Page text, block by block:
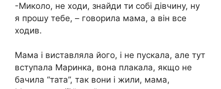
-Миколо, не ходи, знайди ти собі дівчину, ну
я прошу тебе, – говорила мама, а він все
ходив.
Мама і виставляла його, і не пускала, але тут
вступала Маринка, вона плакала, якщо не
бачила “тата”, так вони і жили, мама,